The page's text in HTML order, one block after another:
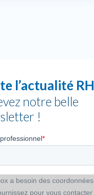
l’actualité RH
notre belle
!